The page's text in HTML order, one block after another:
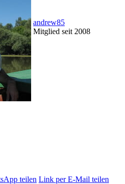
andrew85
Mitglied seit 2008
teilen Link per E-Mail teilen